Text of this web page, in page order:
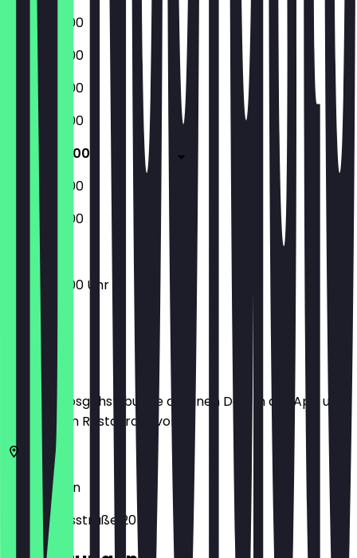
08:30 - 18:00
08:30 - 18:00
08:30 - 18:00
08:30 - 18:00
08:30 - 18:00
09:00 - 18:00
09:00 - 18:00
08:30 - 18:00 Uhr
Bevor du losgehst, buche dir einen Deal in der App und
zeige ihn im Restaurant vor.
Berlin
Kopernikusstraße 20